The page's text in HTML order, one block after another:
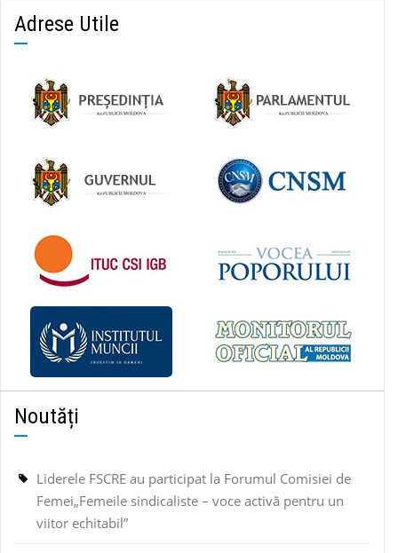
Adrese Utile
Noutăți
Liderele FSCRE au participat la Forumul Comisiei de
Femei„Femeile sindicaliste – voce activă pentru un
viitor echitabil”